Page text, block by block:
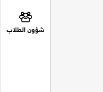
شؤون الطلاب